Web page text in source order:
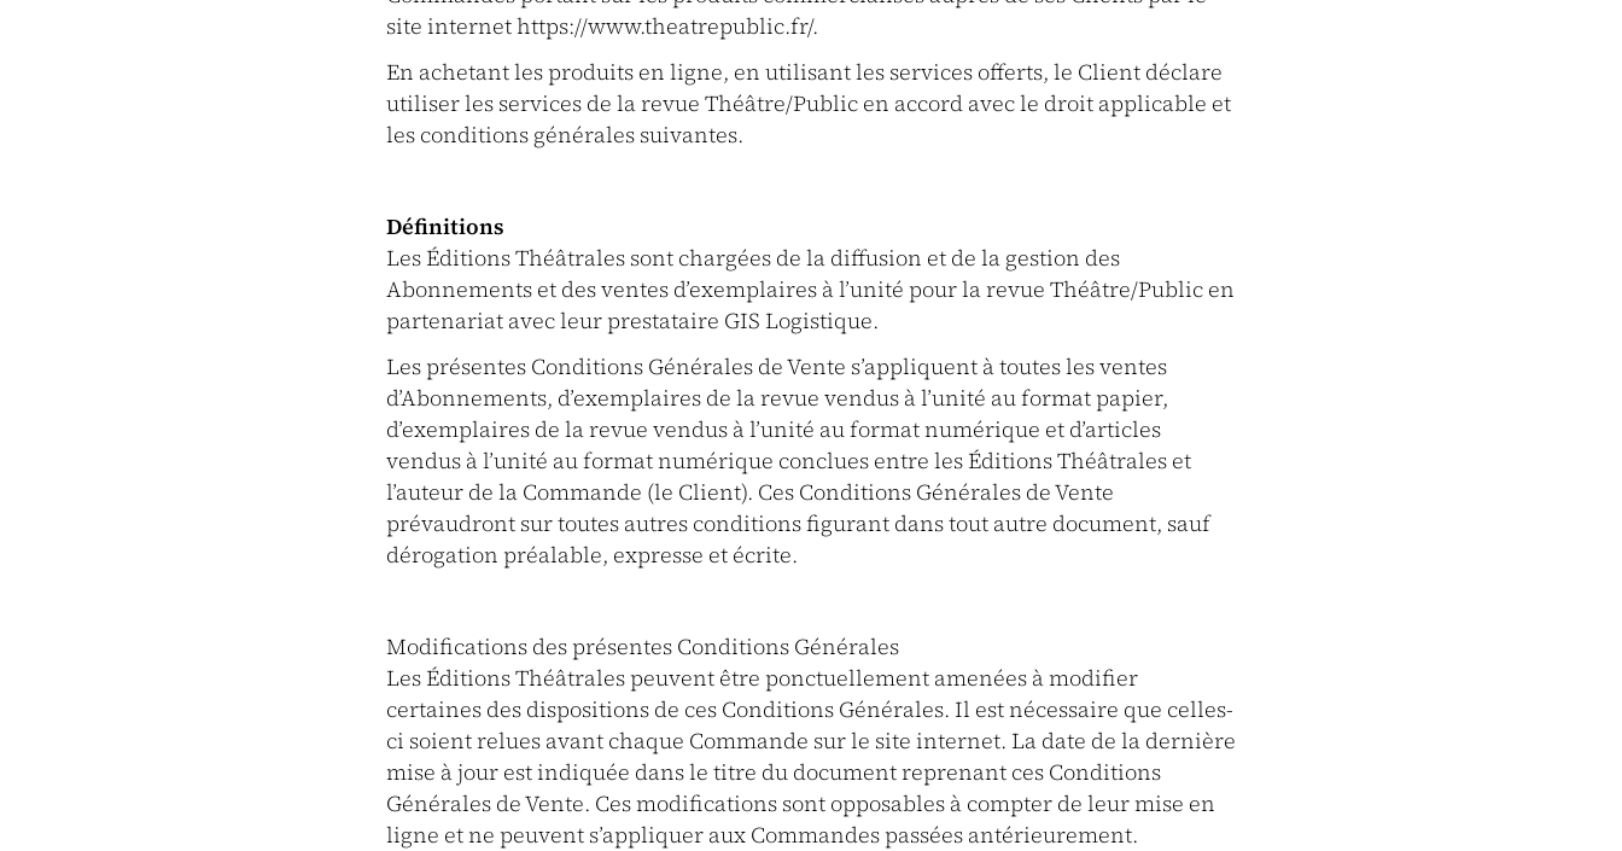
site internet https://www.theatrepublic.fr/.
En achetant les produits en ligne, en utilisant les services offerts, le Client déclare
utiliser les services de la revue Théâtre/Public en accord avec le droit applicable et
les conditions générales suivantes.
Définitions
Les Éditions Théâtrales sont chargées de la diffusion et de la gestion des
Abonnements et des ventes d’exemplaires à l’unité pour la revue Théâtre/Public en
partenariat avec leur prestataire GIS Logistique.
Les présentes Conditions Générales de Vente s’appliquent à toutes les ventes
d’Abonnements, d’exemplaires de la revue vendus à l’unité au format papier,
d’exemplaires de la revue vendus à l’unité au format numérique et d’articles
vendus à l’unité au format numérique conclues entre les Éditions Théâtrales et
l’auteur de la Commande (le Client). Ces Conditions Générales de Vente
prévaudront sur toutes autres conditions figurant dans tout autre document, sauf
dérogation préalable, expresse et écrite.
Modifications des présentes Conditions Générales
Les Éditions Théâtrales peuvent être ponctuellement amenées à modifier
certaines des dispositions de ces Conditions Générales. Il est nécessaire que celles-
ci soient relues avant chaque Commande sur le site internet. La date de la dernière
mise à jour est indiquée dans le titre du document reprenant ces Conditions
Générales de Vente. Ces modifications sont opposables à compter de leur mise en
ligne et ne peuvent s’appliquer aux Commandes passées antérieurement.